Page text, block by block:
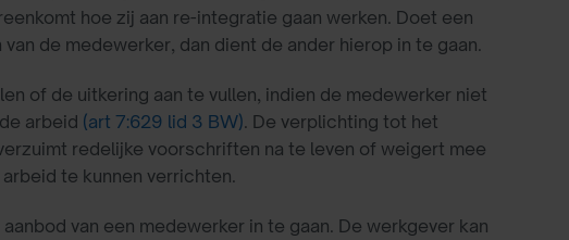
hoe zij aan re-integratie gaan werken. Doet een
de medewerker, dan dient de ander hierop in te gaan.
of de uitkering aan te vullen, indien de medewerker niet
arbeid (art 7:629 lid 3 BW). De verplichting tot het
redelijke voorschriften na te leven of weigert mee
te kunnen verrichten.
van een medewerker in te gaan. De werkgever kan